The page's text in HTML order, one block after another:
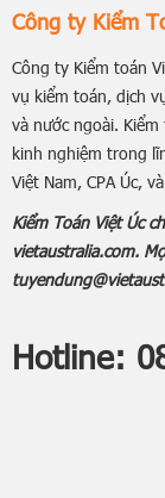
Công ty Kiểm
Công ty Kiểm toán
vụ kiểm toán, dịch
và nước ngoài.
kinh nghiệm trong
Việt Nam, CPA Úc,
Kiểm Toán Việt Úc
vietaustralia.com.
Hotline: